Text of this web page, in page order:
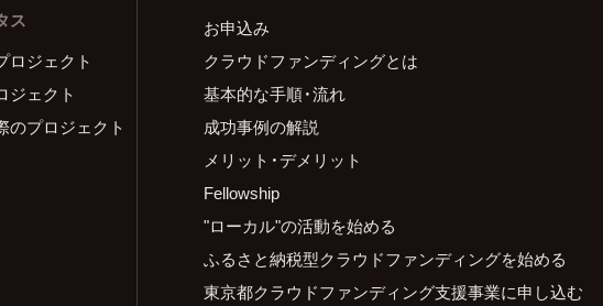
ス
ロジェクト
ジェクト
のプロジェクト
お申込み
クラウドファンディングとは
基本的な手順・流れ
成功事例の解説
メリット・デメリット
Fellowship
"ローカル"の活動を始める
ふるさと納税型クラウドファンディングを始める
東京都クラウドファンディング支援事業に申し込む